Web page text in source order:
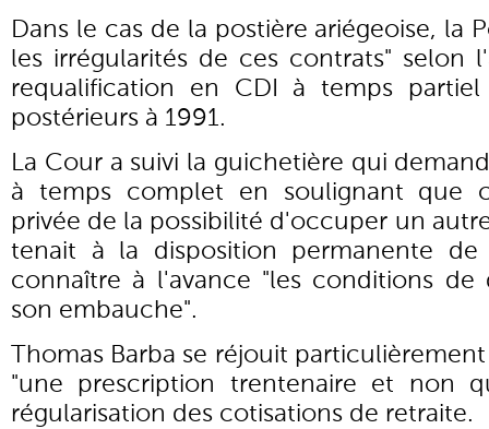
Dans le cas de la postière ariégeoise, la
les irrégularités de ces contrats" selon
requalification en CDI à temps
postérieurs à 1991.
La Cour a suivi la guichetière qui
à temps complet en soulignant que
privée de la possibilité d'occuper un
tenait à la disposition permanente de
connaître à l'avance "les conditions
son embauche".
Thomas Barba se réjouit
"une prescription trentenaire et non
régularisation des cotisations de retraite.